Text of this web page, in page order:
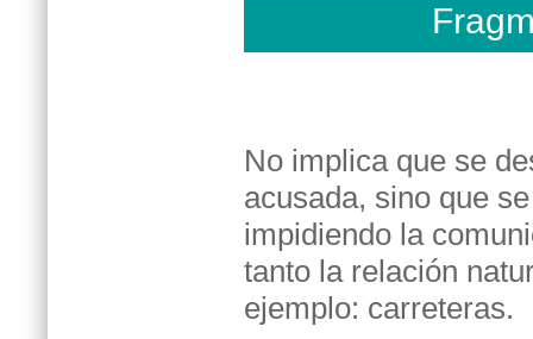
No implica que se
acusada, sino que
impidiendo la
tanto la relación
ejemplo: carreteras.